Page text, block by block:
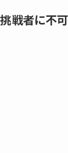
挑戦者に不